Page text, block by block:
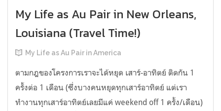
My Life as Au Pair in New Orleans,
Louisiana (Travel Time!)
My Life as Au Pair in America
ตามกฎของโครงการเราจะได้หยุด เสาร์-อาทิตย์ ติดกัน 1
ครั้งต่อ 1 เดือน (ซึ่งบางคนหยุดทุกเสาร์อาทิตย์ แต่เรา
ทำงานทุกเสาร์อาทิตย์เลยมีแค่ weekend off 1 ครั้ง/เดือน)